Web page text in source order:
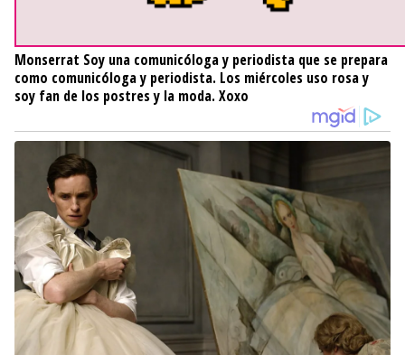
Monserrat Soy una comunicóloga y periodista que se prepara
como comunicóloga y periodista. Los miércoles uso rosa y
soy fan de los postres y la moda. Xoxo